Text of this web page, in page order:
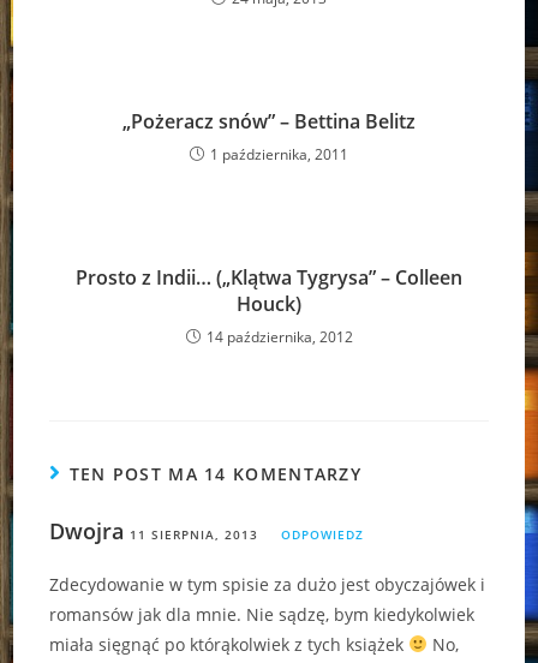
„Pożeracz snów” – Bettina Belitz
1 października, 2011
Prosto z Indii… („Klątwa Tygrysa” – Colleen
Houck)
14 października, 2012
TEN POST MA 14 KOMENTARZY
Dwojra 11 SIERPNIA, 2013 ODPOWIEDZ
Zdecydowanie w tym spisie za dużo jest obyczajówek i
romansów jak dla mnie. Nie sądzę, bym kiedykolwiek
miała sięgnąć po którąkolwiek z tych książek
No,